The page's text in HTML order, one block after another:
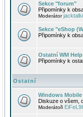
Sekce "forum"
Připomínky k
Moderátor
Sekce "eShop
Připomínky k
Ostatní WM Help
Připomínky k
Ostatní
Windows Mobile
Diskuze o všem,
Moderátoři